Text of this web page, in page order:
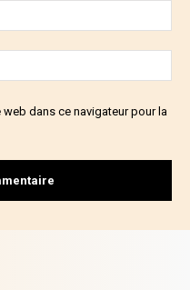
:*
:
dans ce navigateur pour la